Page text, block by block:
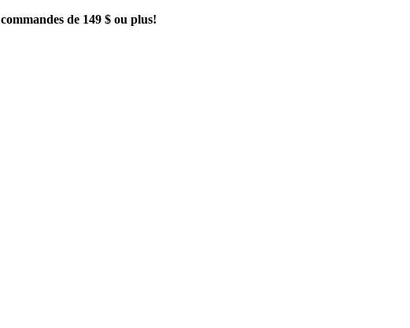
de 149 $ ou plus!